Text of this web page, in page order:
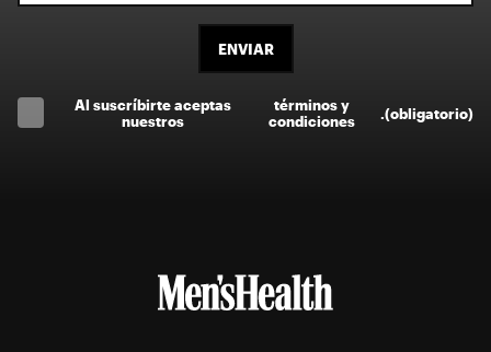
ENVIAR
Al suscríbirte aceptas
nuestros
términos y
condiciones
(obligatorio)